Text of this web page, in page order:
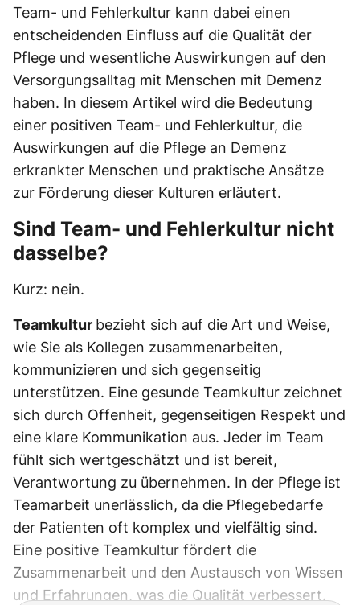
Team- und Fehlerkultur kann dabei einen
entscheidenden Einfluss auf die Qualität der
Pflege und wesentliche Auswirkungen auf den
Versorgungsalltag mit Menschen mit Demenz
haben. In diesem Artikel wird die Bedeutung
einer positiven Team- und Fehlerkultur, die
Auswirkungen auf die Pflege an Demenz
erkrankter Menschen und praktische Ansätze
zur Förderung dieser Kulturen erläutert.
Sind Team- und Fehlerkultur nicht
dasselbe?
Kurz: nein.
Teamkultur bezieht sich auf die Art und Weise,
wie Sie als Kollegen zusammenarbeiten,
kommunizieren und sich gegenseitig
unterstützen. Eine gesunde Teamkultur zeichnet
sich durch Offenheit, gegenseitigen Respekt und
eine klare Kommunikation aus. Jeder im Team
fühlt sich wertgeschätzt und ist bereit,
Verantwortung zu übernehmen. In der Pflege ist
Teamarbeit unerlässlich, da die Pflegebedarfe
der Patienten oft komplex und vielfältig sind.
Eine positive Teamkultur fördert die
Zusammenarbeit und den Austausch von Wissen
und Erfahrungen, was die Qualität verbessert.